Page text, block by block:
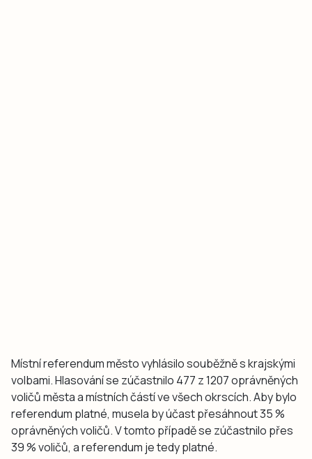
Místní referendum město vyhlásilo souběžně s krajskými
volbami. Hlasování se zúčastnilo 477 z 1207 oprávněných
voličů města a místních částí ve všech okrscích. Aby bylo
referendum platné, musela by účast přesáhnout 35 %
oprávněných voličů. V tomto případě se zúčastnilo přes
39 % voličů, a referendum je tedy platné.